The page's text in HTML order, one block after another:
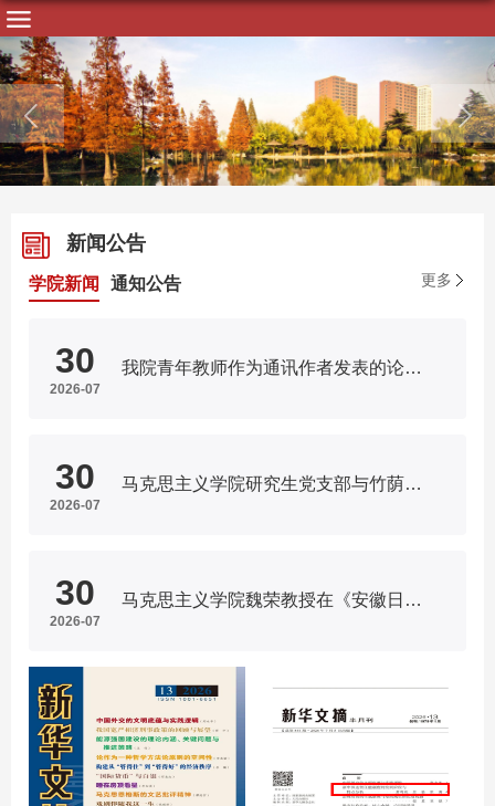
新闻公告
学院新闻 通知公告 更多
30
2026-07
我院青年教师作为通讯作者发表的论文获《新华文摘》全文转载
30
2026-07
马克思主义学院研究生党支部与竹荫里社区开展主题交流共建活动
30
2026-07
马克思主义学院魏荣教授在《安徽日报》发表理论文章